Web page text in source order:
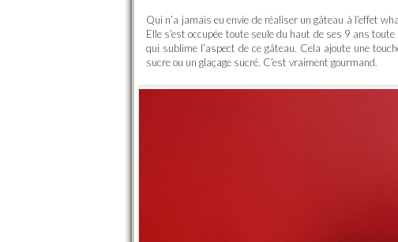
Qui n’a jamais eu envie de réaliser un gâteau à l’effet
Elle s’est occupée toute seule du haut de ses 9 ans
qui sublime l’aspect de ce gâteau. Cela ajoute une
sucre ou un glaçage sucré. C’est vraiment gourmand.